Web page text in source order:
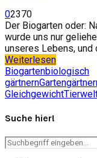
02370
Der Biogarten oder:
wurde uns nur
unseres Lebens, und
Weiterlesen
Biogartenbiologisch
gärtnernGarten
Gleichgewicht
Suche hier!
Search